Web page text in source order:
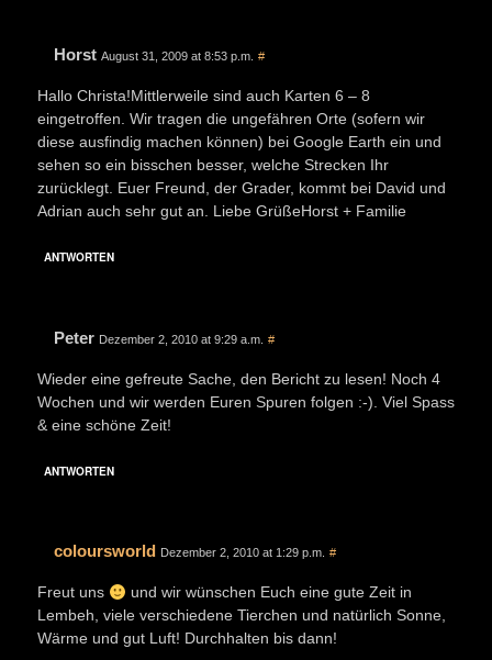
Horst August 31, 2009 at 8:53 p.m. #
Hallo Christa!Mittlerweile sind auch Karten 6 – 8
eingetroffen. Wir tragen die ungefähren Orte (sofern wir
diese ausfindig machen können) bei Google Earth ein und
sehen so ein bisschen besser, welche Strecken Ihr
zurücklegt. Euer Freund, der Grader, kommt bei David und
Adrian auch sehr gut an. Liebe GrüßeHorst + Familie
ANTWORTEN
Peter Dezember 2, 2010 at 9:29 a.m. #
Wieder eine gefreute Sache, den Bericht zu lesen! Noch 4
Wochen und wir werden Euren Spuren folgen :-). Viel Spass
& eine schöne Zeit!
ANTWORTEN
coloursworld Dezember 2, 2010 at 1:29 p.m. #
Freut uns
und wir wünschen Euch eine gute Zeit in
Lembeh, viele verschiedene Tierchen und natürlich Sonne,
Wärme und gut Luft! Durchhalten bis dann!